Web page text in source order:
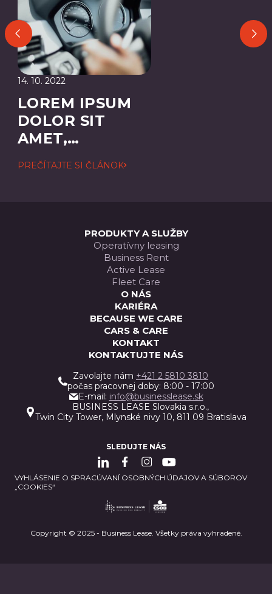
14. 10. 2022
LOREM IPSUM
DOLOR SIT
AMET,
CONSECTETUER
ADIPISCING
PREČÍTAJTE SI ČLÁNOK
PRODUKTY A SLUŽBY
Operatívny leasing
Business Rent
Active Lease
Fleet Care
O NÁS
KARIÉRA
BECAUSE WE CARE
CARS & CARE
KONTAKT
KONTAKTUJTE NÁS
Zavolajte nám +421 2 5810 3810
počas pracovnej doby: 8:00 - 17:00
E-mail: info@businesslease.sk
BUSINESS LEASE Slovakia s.r.o.,
Twin City Tower, Mlynské nivy 10, 811 09 Bratislava
SLEDUJTE NÁS
Copyright © 2025 - Business Lease. Všetky práva vyhradené.
VYHLÁSENIE O SPRACÚVANÍ OSOBNÝCH ÚDAJOV A SÚBOROV
„COOKIES“